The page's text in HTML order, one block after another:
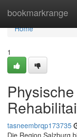
bookmarkrange
Home
Home
1
tasneembrqp173735
Die Region Salzburg